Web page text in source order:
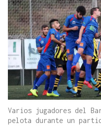
Varios jugadores del
pelota durante un